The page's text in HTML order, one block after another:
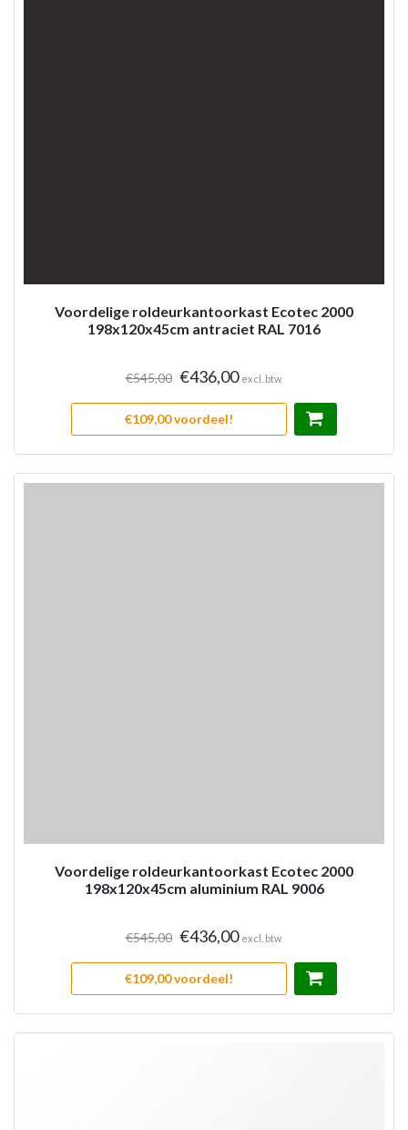
Voordelige roldeurkantoorkast Ecotec 2000
198x120x45cm antraciet RAL 7016
€545,00 €436,00 excl. btw
€109,00 voordeel!
Voordelige roldeurkantoorkast Ecotec 2000
198x120x45cm aluminium RAL 9006
€545,00 €436,00 excl. btw
€109,00 voordeel!